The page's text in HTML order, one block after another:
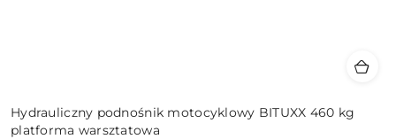
Hydrauliczny podnośnik motocyklowy BITUXX 460 kg
platforma warsztatowa